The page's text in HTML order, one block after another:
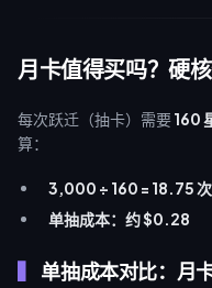
月卡值得买吗？硬
每次跃迁（抽卡）需要160
算：
3,000 ÷ 160 = 18.75
单抽成本：约 $0.28
单抽成本对比：月